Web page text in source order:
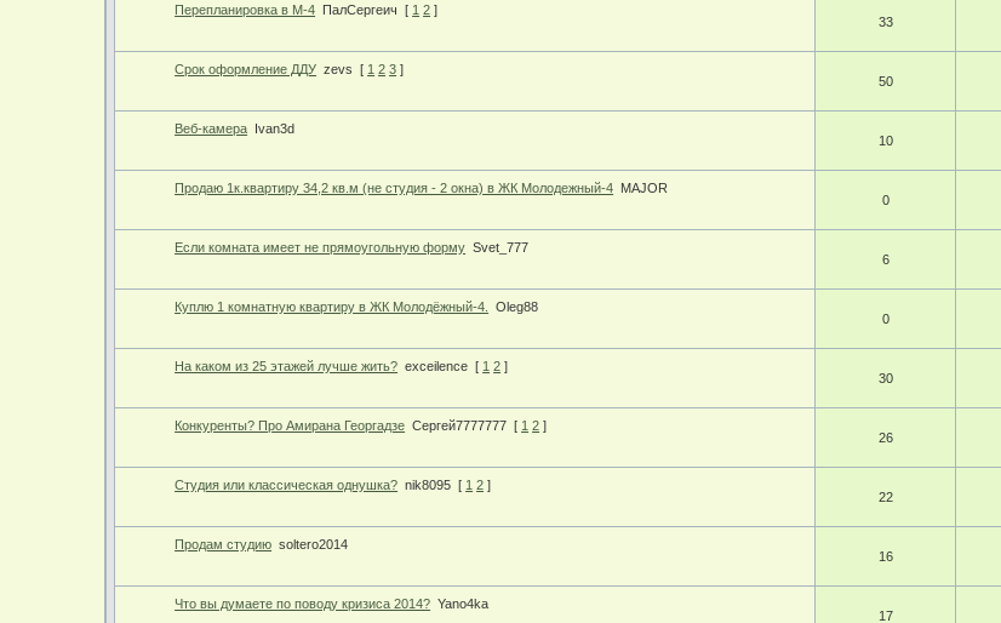
Перепланировка в М-4 ПалСергеич [ 1 2 ]
33
Срок оформление ДДУ zevs [ 1 2 3 ]
50
Веб-камера Ivan3d
10
Продаю 1к.квартиру 34,2 кв.м (не студия - 2 окна) в ЖК Молодежный-4 MAJOR
0
Если комната имеет не прямоугольную форму Svet_777
6
Куплю 1 комнатную квартиру в ЖК Молодёжный-4.
Oleg88
0
На каком из 25 этажей лучше жить? exceilence [ 1 2 ]
30
Конкуренты? Про Амирана Георгадзе Сергей7777777 [ 1 2 ]
26
Студия или классическая однушка? nik8095 [ 1 2 ]
22
Продам студию soltero2014
16
Что вы думаете по поводу кризиса 2014? Yano4ka
17